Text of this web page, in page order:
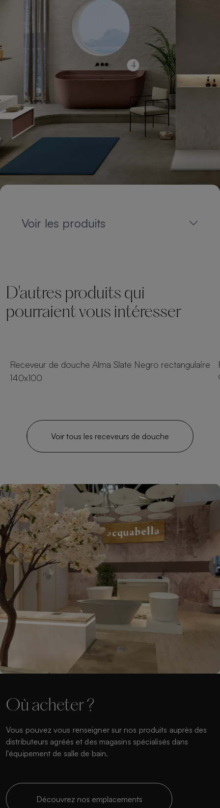
Voir les produits
D'autres produits qui
pourraient vous intéresser
Receveur de douche Alma Slate Negro rectangulaire
140x100
Voir tous les receveurs de douche
Où acheter ?
Vous pouvez vous renseigner sur nos produits auprès des
distributeurs agréés et des magasins spécialisés dans
l'équipement de salle de bain.
Découvrez nos emplacements